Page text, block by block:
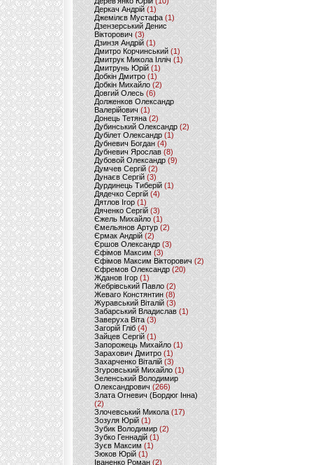
Деркач Андрій(1)
Джемілєв Мустафа (1)
Дзензерський Денис
Вікторович (3)
Дзинзя Андрій (1)
Дмитро Корчинський (1)
Дмитрук Микола Ілліч (1)
Дмитрунь Юрій (1)
Добкін Дмитро(1)
Добкін Михайло (2)
Довгий Олесь (6)
Долженков Олександр
Валерійович (1)
Донець Тетяна (2)
Дубинський Олександр(2)
Дубілет Олександр (1)
Дубневич Богдан (4)
Дубневич Ярослав (8)
Дубовой Олександр(9)
Думчев Сергій (2)
Дунаєв Сергій(3)
Дурдинець Тиберій (1)
Дядечко Сергій (4)
Дятлов Ігор (1)
Дяченко Сергій (3)
Єжель Михайло (1)
Ємельянов Артур (2)
Єрмак Андрій (2)
Єршов Олександр (3)
Єфімов Максим (3)
Єфімов Максим Вікторович (2)
Єфремов Олександр (20)
Жданов Ігор (1)
Жебрівський Павло (2)
Жеваго Констянтин (8)
Журавський Віталій (3)
Забарський Владислав (1)
Заверуха Віта (3)
Загорій Гліб (4)
Зайцев Сергій(1)
Запорожець Михайло (1)
Зарахович Дмитро (1)
Захарченко Віталій (3)
Згуровський Михайло (1)
Зеленський Володимир
Олександрович (266)
Злата Огневич (Бордюг Інна)
(2)
Злочевський Микола(17)
Зозуля Юрій (1)
Зубик Володимир (2)
Зубко Геннадій (1)
Зуєв Максим(1)
Зюков Юрій (1)
Іваненко Роман (2)